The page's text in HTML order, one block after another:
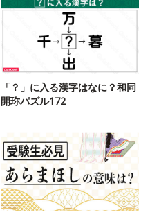
「？」に入る漢字はなに？和同
開珎パズル172